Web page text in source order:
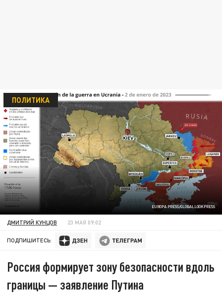
EUROPA PRESS/GLOBALLOOKPRESS
ПОЛИТИКА
ДМИТРИЙ КУНЦОВ 23 МАЯ 09:02
ПОДПИШИТЕСЬ:
Россия формирует зону безопасности вдоль
границы — заявление Путина